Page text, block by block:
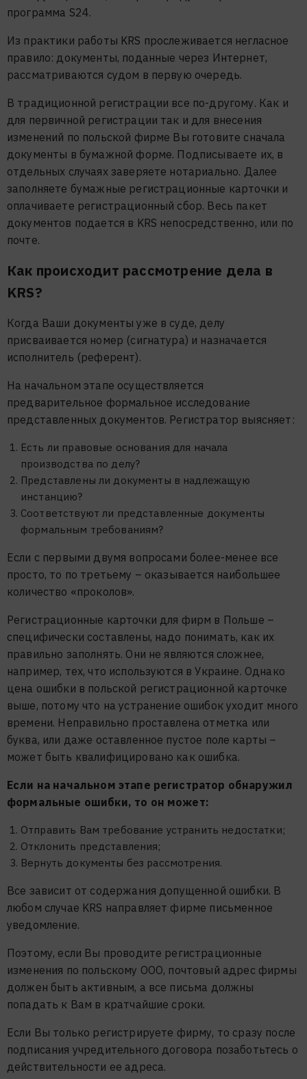
программа S24.
Из практики работы KRS прослеживается негласное
правило: документы, поданные через Интернет,
рассматриваются судом в первую очередь.
В традиционной регистрации все по-другому. Как и
для первичной регистрации так и для внесения
изменений по польской фирме Вы готовите сначала
документы в бумажной форме. Подписываете их, в
отдельных случаях заверяете нотариально. Далее
заполняете бумажные регистрационные карточки и
оплачиваете регистрационный сбор. Весь пакет
документов подается в KRS непосредственно, или по
почте.
Как происходит рассмотрение дела в
KRS?
Когда Ваши документы уже в суде, делу
присваивается номер (сигнатура) и назначается
исполнитель (референт).
На начальном этапе осуществляется
предварительное формальное исследование
представленных документов. Регистратор выясняет:
Есть ли правовые основания для начала
производства по делу?
Представлены ли документы в надлежащую
инстанцию?
Соответствуют ли представленные документы
формальным требованиям?
Если с первыми двумя вопросами более-менее все
просто, то по третьему – оказывается наибольшее
количество «проколов».
Регистрационные карточки для фирм в Польше –
специфически составлены, надо понимать, как их
правильно заполнять. Они не являются сложнее,
например, тех, что используются в Украине. Однако
цена ошибки в польской регистрационной карточке
выше, потому что на устранение ошибок уходит много
времени. Неправильно проставлена отметка или
буква, или даже оставленное пустое поле карты –
может быть квалифицировано как ошибка.
Если на начальном этапе регистратор обнаружил
формальные ошибки, то он может:
Отправить Вам требование устранить недостатки;
Отклонить представления;
Вернуть документы без рассмотрения.
Все зависит от содержания допущенной ошибки. В
любом случае KRS направляет фирме письменное
уведомление.
Поэтому, если Вы проводите регистрационные
изменения по польскому ООО, почтовый адрес фирмы
должен быть активным, а все письма должны
попадать к Вам в кратчайшие сроки.
Если Вы только регистрируете фирму, то сразу после
подписания учредительного договора позаботьтесь о
действительности ее адреса.